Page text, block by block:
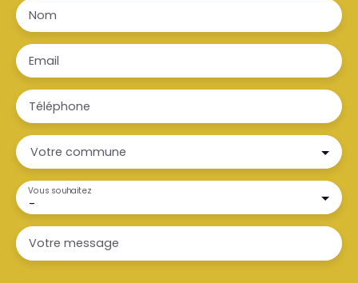
Nom
Email
Téléphone
Votre commune
-
Vous souhaitez
Votre message